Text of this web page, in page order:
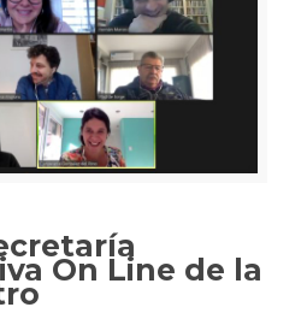
On Line de la